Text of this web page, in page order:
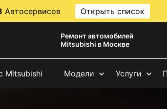
Автосервисов Открыть список
Ремонт автомобилей
Mitsubishi в Москве
Mitsubishi Модели Услуги